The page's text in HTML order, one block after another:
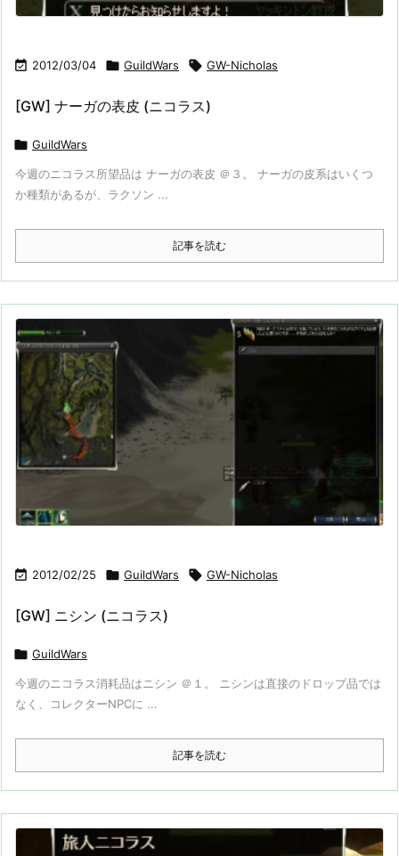
 2012/03/04  GuildWars  GW-Nicholas
[GW] ナーガの表皮 (ニコラス)
 GuildWars
今週のニコラス所望品は ナーガの表皮 ＠３。 ナーガの皮系はいくつ
か種類があるが、ラクソン ...
記事を読む
 2012/02/25  GuildWars  GW-Nicholas
[GW] ニシン (ニコラス)
 GuildWars
今週のニコラス消耗品はニシン ＠１。 ニシンは直接のドロップ品では
なく、コレクターNPCに ...
記事を読む